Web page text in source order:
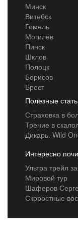
Минск
Витебск
Гомель
Могилев
Пинск
Шклов
Полоцк
Борисов
Брест
Полезные
Страховка в
Трение в
Дикарь. Wild
Интересно
Ультра трейл
Мировой тур
Шаферов
Скоростные